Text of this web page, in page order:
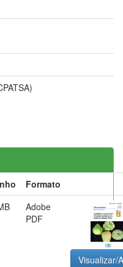
Formato
Adobe
PDF
Visualizar/